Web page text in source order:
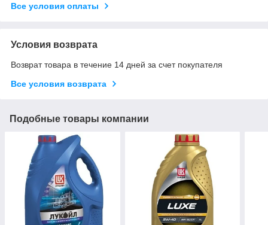
Все условия оплаты
Условия возврата
Возврат товара в течение 14 дней за счет покупателя
Все условия возврата
Подобные товары компании